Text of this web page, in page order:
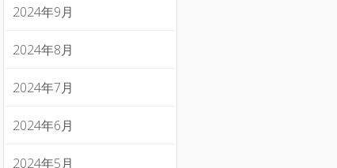
2024年9月
2024年8月
2024年7月
2024年6月
2024年5月